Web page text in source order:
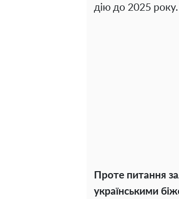
дію до 2025 року.
Проте питання
українськими